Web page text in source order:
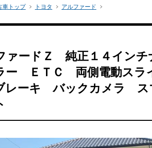
車トップ トヨタ アルファード
ァードＺ 純正１４イン
ー ＥＴＣ 両側電動ス
レーキ バックカメラ